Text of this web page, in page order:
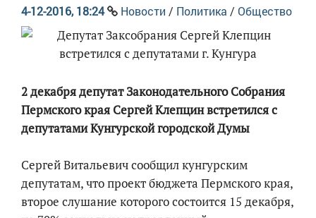
4-12-2016, 18:24 Новости / Политика / Общество
2 декабря депутат Законодательного Собрания
Пермского края Сергей Клепцин встретился с
депутатами Кунгурской городской Думы
Сергей Витальевич сообщил кунгурским
депутатам, что проект бюджета Пермского края,
второе слушание которого состоится 15 декабря,